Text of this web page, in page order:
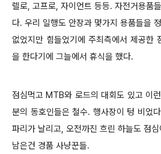
렐로, 고프로, 자이언트 등등. 자전거용품
다. 우리 일행도 안장과 몇가지 용품들을
없었지만 힘들었기에 주최측에서 제공한
을 한다기에 그늘에서 휴식을 했다.
점심먹고 MTB와 로드의 대회도 있고 이
분의 동호인들은 철수. 행사장이 텅 비었
파리가 날리고, 오전까진 흐린 하늘도 점
남은건 경품 사냥꾼들.